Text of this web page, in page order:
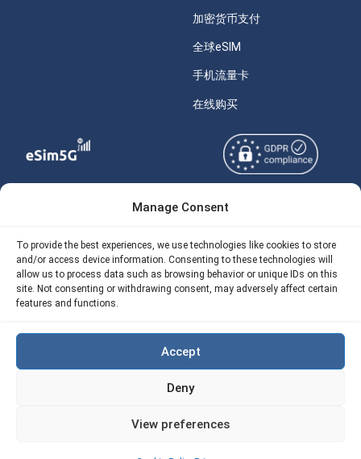
Manage Consent
To provide the best experiences, we use technologies like cookies to store
and/or access device information. Consenting to these technologies will
allow us to process data such as browsing behavior or unique IDs on this
site. Not consenting or withdrawing consent, may adversely affect certain
features and functions.
Accept
Deny
View preferences
加密货币支付
全球eSIM
手机流量卡
在线购买
Your Tickets
免费eSIM流量计算器
我们的 API
eSIM5G 退款政策
Copyright © 2026
使用条款
隐私政策
Site Map